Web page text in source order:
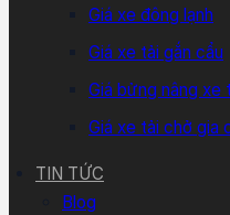
Giá xe đông lạnh
Giá xe tải gắn cẩu
Giá bửng nâng xe
Giá xe tải chở gia
TIN TỨC
Blog